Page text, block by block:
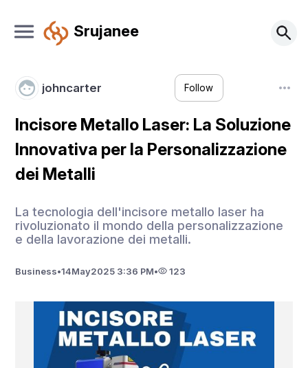
Srujanee
johncarter Follow
Incisore Metallo Laser: La Soluzione
Innovativa per la Personalizzazione
dei Metalli
La tecnologia dell'incisore metallo laser ha
rivoluzionato il mondo della personalizzazione
e della lavorazione dei metalli.
Business•14May2025 3:36 PM• 123